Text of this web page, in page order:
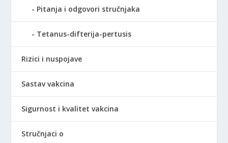
Pitanja i odgovori stručnjaka
Tetanus-difterija-pertusis
Rizici i nuspojave
Sastav vakcina
Sigurnost i kvalitet vakcina
Stručnjaci o